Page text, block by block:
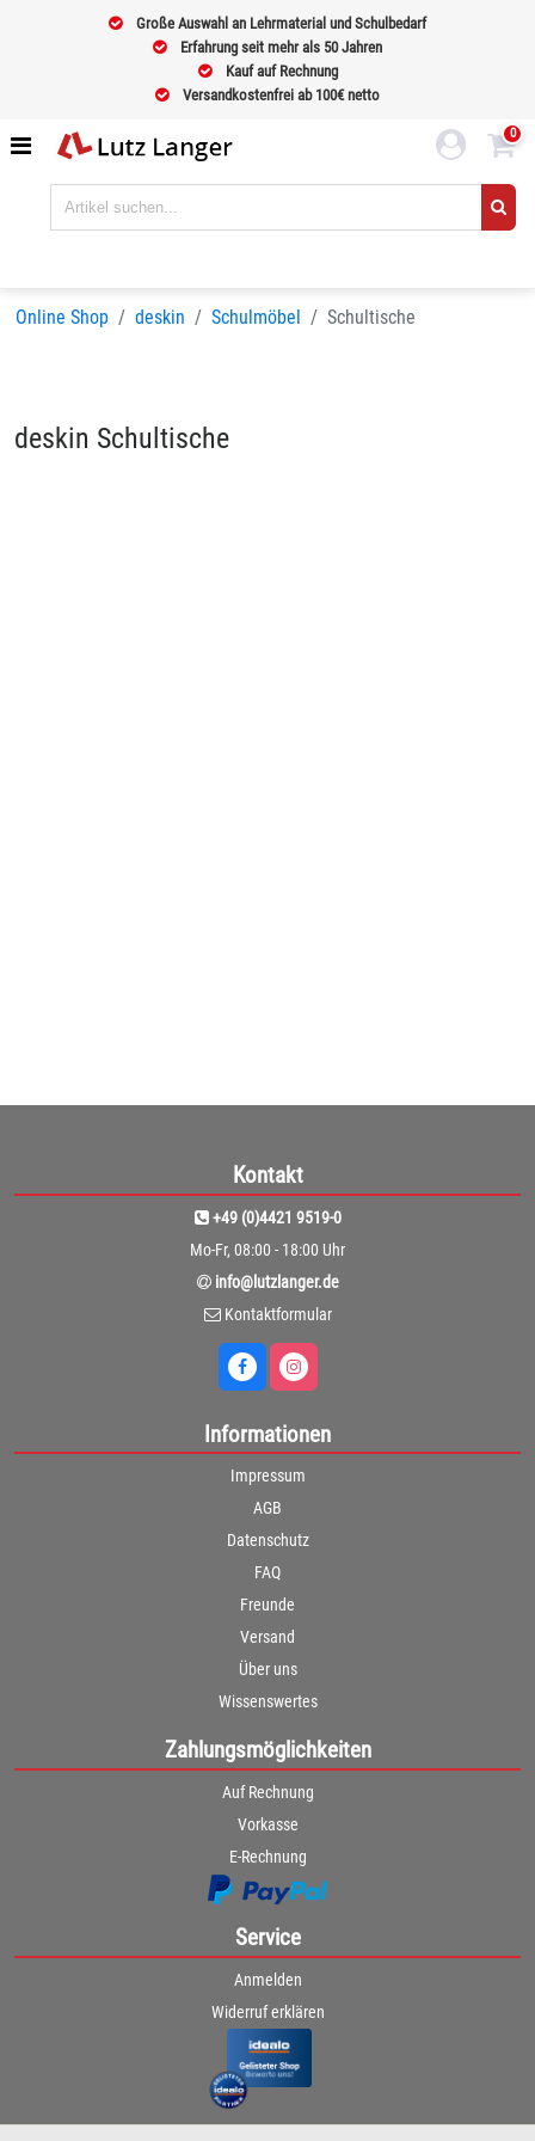
Große Auswahl an Lehrmaterial und Schulbedarf
Erfahrung seit mehr als 50 Jahren
Kauf auf Rechnung
Versandkostenfrei ab 100€ netto
0
Online Shop deskin Schulmöbel Schultische
deskin Schultische
Kontakt
+49 (0)4421 9519-0
Mo-Fr, 08:00 - 18:00 Uhr
info@lutzlanger.de
Kontaktformular
Informationen
Impressum
AGB
Datenschutz
FAQ
Freunde
Versand
Über uns
Wissenswertes
Zahlungsmöglichkeiten
Auf Rechnung
Vorkasse
E-Rechnung
Service
Anmelden
Widerruf erklären